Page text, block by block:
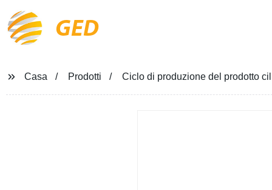
GED
Casa Prodotti Ciclo di produzione del prodotto